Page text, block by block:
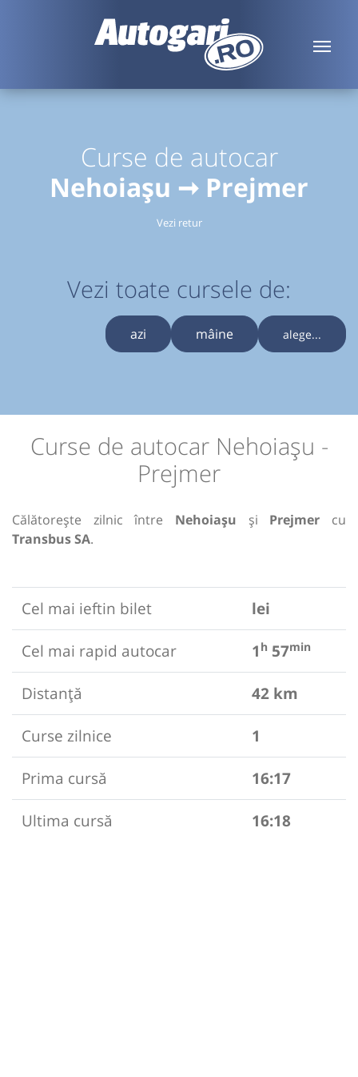
Curse de autocar
Nehoiașu ➞ Prejmer
Vezi retur
Vezi toate cursele de:
azi mâine alege...
Curse de autocar Nehoiașu -
Prejmer
Călătorește zilnic între Nehoiașu și Prejmer cu
Transbus SA.
Cel mai ieftin bilet
lei
Cel mai rapid autocar
1 h 57min
Distanță
42 km
Curse zilnice
1
Prima cursă
16:17
Ultima cursă
16:18